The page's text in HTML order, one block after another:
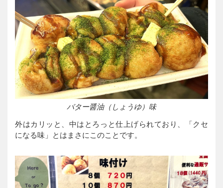
バター醤油（しょうゆ）味
外はカリッと、中はとろっと仕上げられており、「クセ
になる味」とはまさにこのことです。